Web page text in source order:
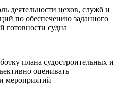
деятельности цехов, служб и
по обеспечению заданного
готовности судна
плана судостроительных и
оценивать
мероприятий